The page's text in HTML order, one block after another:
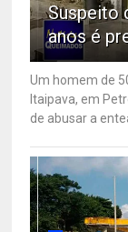
Suspeito
anos é
Um homem de
Itaipava, em
de abusar a